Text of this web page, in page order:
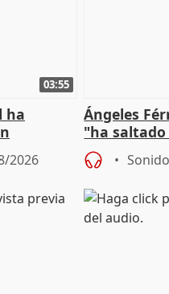
03:55
ha
2026
Ángeles
"ha